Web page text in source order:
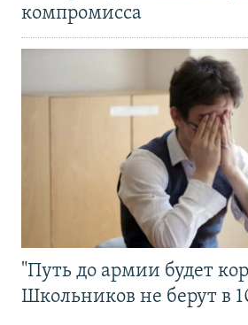
компромисса
"Путь до армии будет
Школьников не берут в